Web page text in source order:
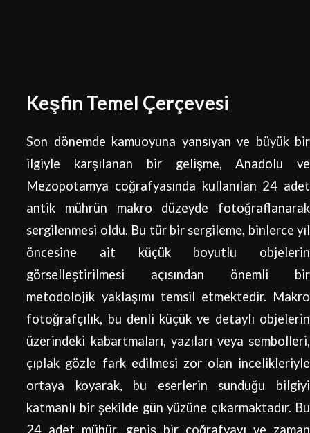
Keşfin Temel Çerçevesi
Son dönemde kamuoyuna yansıyan ve büyük bir
ilgiyle karşılanan bir gelişme, Anadolu ve
Mezopotamya coğrafyasında kullanılan 24 adet
antik mührün makro düzeyde fotoğraflanarak
sergilenmesi oldu. Bu tür bir sergileme, binlerce yıl
öncesine ait küçük boyutlu objelerin
görselleştirilmesi açısından önemli bir
metodolojik yaklaşımı temsil etmektedir. Makro
fotoğrafçılık, bu denli küçük ve detaylı objelerin
üzerindeki kabartmaları, yazıları veya sembolleri,
çıplak gözle fark edilmesi zor olan incelikleriyle
ortaya koyarak, bu eserlerin sunduğu bilgiyi
katmanlı bir şekilde gün yüzüne çıkarmaktadır. Bu
24 adet mühür, geniş bir coğrafyayı ve zaman